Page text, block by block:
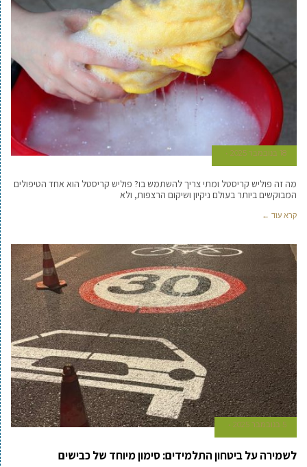
18 בנובמבר 2025
מה זה פוליש קריסטל ומתי צריך להשתמש בו? פוליש קריסטל הוא אחד הטיפולים
המבוקשים ביותר בעולם ניקיון ושיקום הרצפות, ולא
קרא עוד ←
5 בנובמבר 2025
לשמירה על ביטחון התלמידים: סימון מיוחד של כבישים